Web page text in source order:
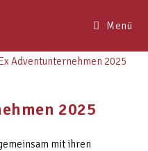
Menü
2025
mit ihren